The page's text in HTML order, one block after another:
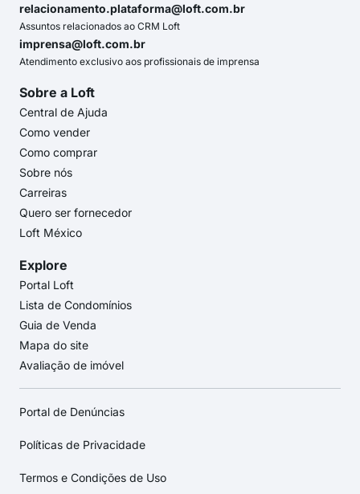
relacionamento.plataforma@loft.com.br
Assuntos relacionados ao CRM Loft
imprensa@loft.com.br
Atendimento exclusivo aos profissionais de imprensa
Sobre a Loft
Central de Ajuda
Como vender
Como comprar
Sobre nós
Carreiras
Quero ser fornecedor
Loft México
Explore
Portal Loft
Lista de Condomínios
Guia de Venda
Mapa do site
Avaliação de imóvel
Portal de Denúncias
Políticas de Privacidade
Termos e Condições de Uso